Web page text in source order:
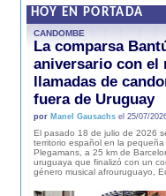
HOY EN PORTADA
CANDOMBE
La comparsa
aniversario con el
llamadas de
fuera de Uruguay
por Manel Gausachsel 25/07/
El pasado 18 de julio de 2026
territorio español en la
Plegamans, a 25 km de
uruguaya que finalizó con un
género musical afrouruguayo,